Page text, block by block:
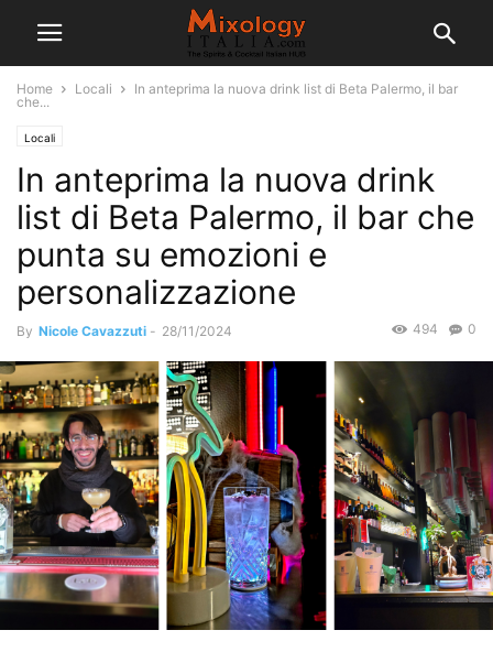
Home Locali
In anteprima la nuova drink list di Beta Palermo, il bar
che...
Locali
In anteprima la nuova drink
list di Beta Palermo, il bar che
punta su emozioni e
personalizzazione
By Nicole Cavazzuti - 28/11/2024 0
494